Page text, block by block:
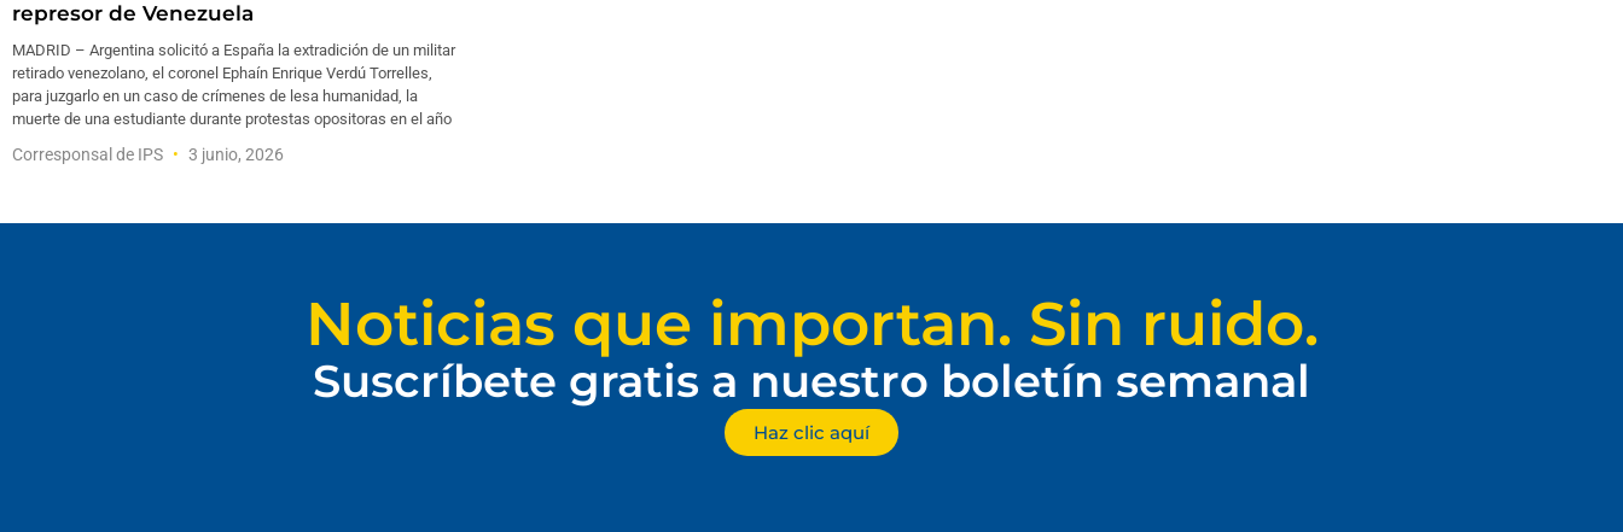
represor de Venezuela
MADRID – Argentina solicitó a España la extradición de un militar
retirado venezolano, el coronel Ephaín Enrique Verdú Torrelles,
para juzgarlo en un caso de crímenes de lesa humanidad, la
muerte de una estudiante durante protestas opositoras en el año
Corresponsal de IPS 3 junio, 2026
Noticias que importan. Sin ruido.
Suscríbete gratis a nuestro boletín semanal
Haz clic aquí